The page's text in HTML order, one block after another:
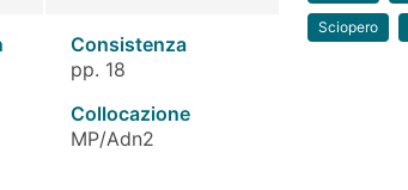
Consistenza
pp. 18
Collocazione
MP/Adn2
Sciopero